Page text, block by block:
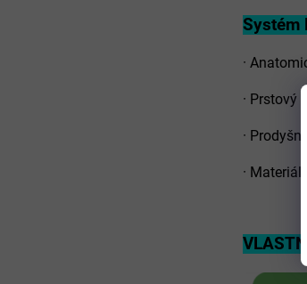
Systém
·
· Prstový
·
·